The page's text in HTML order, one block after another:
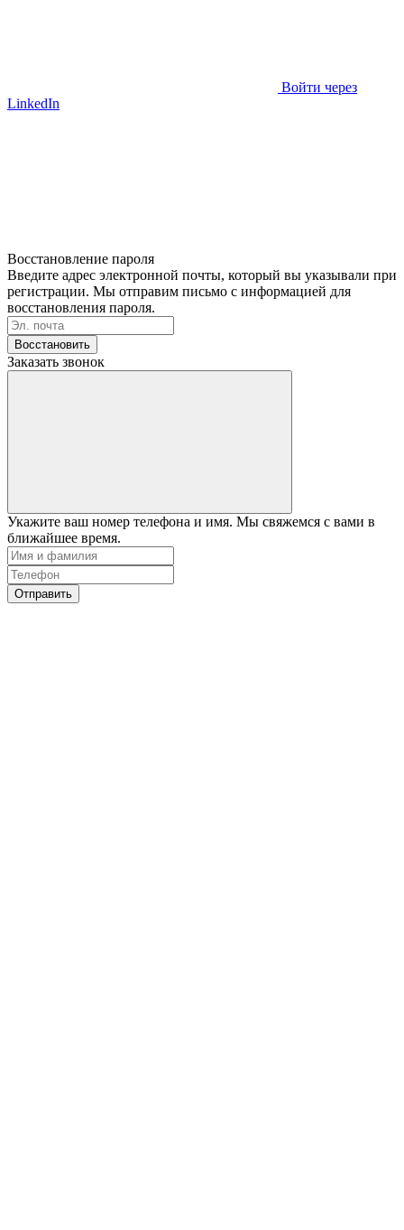
Войти через
LinkedIn
Восстановление пароля
Введите адрес электронной почты, который вы указывали при
регистрации. Мы отправим письмо с информацией для
восстановления пароля.
Восстановить
Заказать звонок
Укажите ваш номер телефона и имя. Мы свяжемся с вами в
ближайшее время.
Отправить